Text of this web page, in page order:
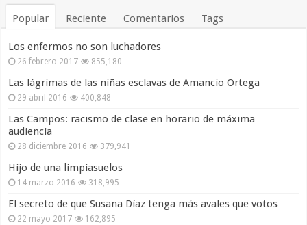
Popular Reciente Comentarios Tags
Los enfermos no son luchadores
26 febrero 2017 855,180
Las lágrimas de las niñas esclavas de Amancio Ortega
29 abril 2016 400,848
Las Campos: racismo de clase en horario de máxima
audiencia
28 diciembre 2016 379,941
Hijo de una limpiasuelos
14 marzo 2016 318,995
El secreto de que Susana Díaz tenga más avales que votos
22 mayo 2017 162,895